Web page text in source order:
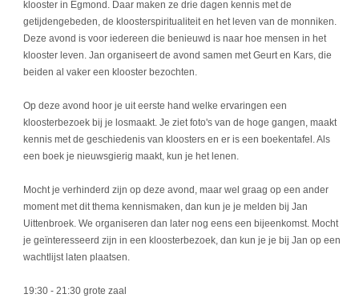
klooster in Egmond. Daar maken ze drie dagen kennis met de
getijdengebeden, de kloosterspiritualiteit en het leven van de monniken.
Deze avond is voor iedereen die benieuwd is naar hoe mensen in het
klooster leven. Jan organiseert de avond samen met Geurt en Kars, die
beiden al vaker een klooster bezochten.
Op deze avond hoor je uit eerste hand welke ervaringen een
kloosterbezoek bij je losmaakt. Je ziet foto's van de hoge gangen, maakt
kennis met de geschiedenis van kloosters en er is een boekentafel. Als
een boek je nieuwsgierig maakt, kun je het lenen.
Mocht je verhinderd zijn op deze avond, maar wel graag op een ander
moment met dit thema kennismaken, dan kun je je melden bij Jan
Uittenbroek. We organiseren dan later nog eens een bijeenkomst. Mocht
je geïnteresseerd zijn in een kloosterbezoek, dan kun je je bij Jan op een
wachtlijst laten plaatsen.
19:30 - 21:30 grote zaal